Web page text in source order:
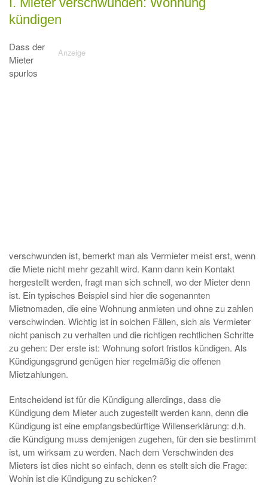
kündigen
Dass der
Mieter
spurlos
verschwunden ist, bemerkt man als Vermieter meist erst, wenn
die Miete nicht mehr gezahlt wird. Kann dann kein Kontakt
hergestellt werden, fragt man sich schnell, wo der Mieter denn
ist. Ein typisches Beispiel sind hier die sogenannten
Mietnomaden, die eine Wohnung anmieten und ohne zu zahlen
verschwinden. Wichtig ist in solchen Fällen, sich als Vermieter
nicht panisch zu verhalten und die richtigen rechtlichen Schritte
zu gehen: Der erste ist: Wohnung sofort fristlos kündigen. Als
Kündigungsgrund genügen hier regelmäßig die offenen
Mietzahlungen.
Entscheidend ist für die Kündigung allerdings, dass die
Kündigung dem Mieter auch zugestellt werden kann, denn die
Kündigung ist eine empfangsbedürftige Willenserklärung: d.h.
die Kündigung muss demjenigen zugehen, für den sie bestimmt
ist, um wirksam zu werden. Nach dem Verschwinden des
Mieters ist dies nicht so einfach, denn es stellt sich die Frage:
Wohin ist die Kündigung zu schicken?